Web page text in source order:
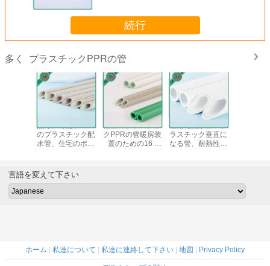
続行
多く プラスチックPPRの管
継ぎ目が無いプラ
スチックPPRの
管、飲料水のため
ック管
PPRの配管システ
ム プラスチック
PPR管の上水道の
衛生および純粋な
水プラスチック
PPR管および付属
言語を変えて下さい
ホーム 私達について 私達に連絡して下さい 地図 Privacy Policy